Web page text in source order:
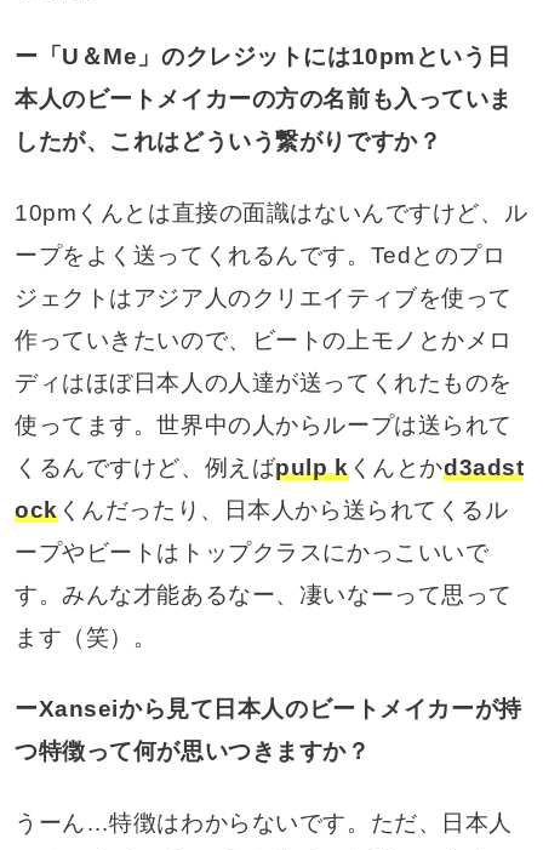
ー「U＆Me」のクレジットには10pm という日
本人のビートメイカーの方の名前も入っていま
したが、これはどういう繋がりですか？
10pmくんとは直接の面識はないんですけど、ル
ープをよく送ってくれるんです。Tedとのプロ
ジェクトはアジア人のクリエイティブを使って
作っていきたいので、ビートの上モノとかメロ
ディはほぼ日本人の人達が送ってくれたものを
使ってます。世界中の人からループは送られて
くるんですけど、例えばpulp kくんとかd3adst
ockくんだったり、日本人から送られてくるル
ープやビートはトップクラスにかっこいいで
す。みんな才能あるなー、凄いなーって思って
ます（笑）。
ーXanseiから見て日本人のビートメイカーが持
つ特徴って何が思いつきますか？
うーん…特徴はわからないです。ただ、日本人